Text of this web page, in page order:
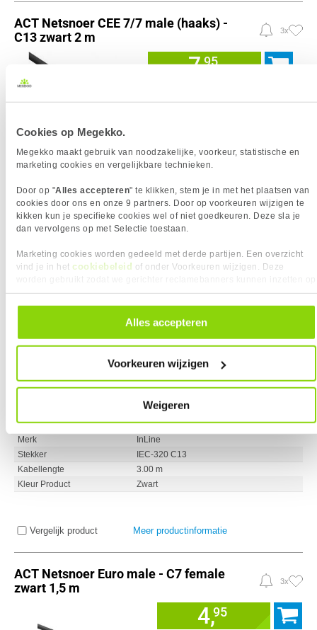
Cookies op Megekko.
Megekko maakt gebruik van noodzakelijke, voorkeur, statistische en
marketing cookies en vergelijkbare technieken.
Door op "Alles accepteren" te klikken, stem je in met het plaatsen van
cookies door ons en onze 9 partners. Door op voorkeuren wijzigen te
kikken kun je specifieke cookies wel of niet goedkeuren. Deze sla je
dan vervolgens op met Selectie toestaan.
Marketing cookies worden gedeeld met derde partijen. Een overzicht
vind je in het cookiebeleid of onder Voorkeuren wijzigen. Deze
andere websites. In onze cookievoorkeuren vind je een overzicht van
alle cookies. Je kunt je gegeven toestemming altijd intrekken, dit doe je
door in de footer van onze website te klikken op ‘Cookievoorkeuren’
Alles accepteren
Voorkeuren wijzigen
Weigeren
ACT Netsnoer CEE 7/7 male (haaks) -
C13 zwart 2 m
3x
7,95
Uit eigen voorraad leverbaar. Levertijd:1 dag (zaterdag)
ACT
Stekker
IEC-320 C13, Type F
Kabellengte
2.00 m
Kleur Product
Zwart
Vergelijk product Meer productinformatie
InLine 16649 electriciteitssnoer Zwart 3 m
11,
% STAFFELKORTING MOGELIJK
Uit voorraad leverbaar. Levertijd:4 werkdagen (donderdag)
Merk
InLine
Stekker
IEC-320 C13
Kabellengte
3.00 m
Kleur Product
Zwart
Vergelijk product Meer productinformatie
ACT Netsnoer Euro male - C7 female
zwart 1,5 m
3x
4,95